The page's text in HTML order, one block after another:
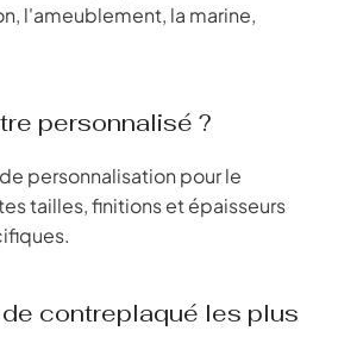
l'ameublement, la marine,
personnalisé ?
personnalisation pour le
tailles, finitions et épaisseurs
contreplaqué les plus